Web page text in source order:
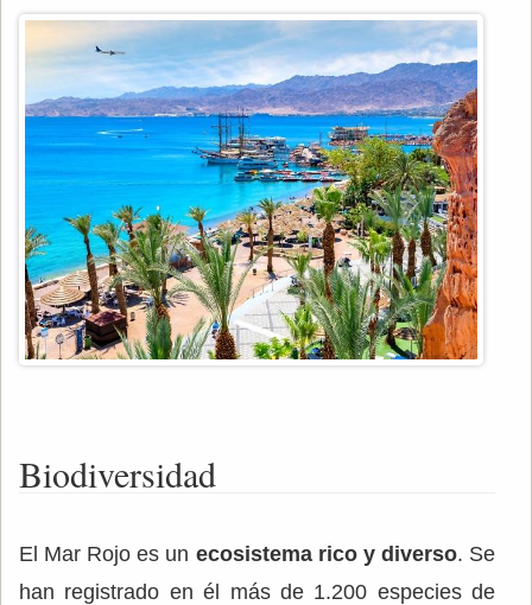
Biodiversidad
El Mar Rojo es un ecosistema rico y diverso. Se
han registrado en él más de 1.200 especies de